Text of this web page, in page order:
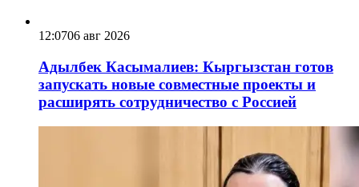
12:0706 авг 2026
Адылбек Касымалиев: Кыргызстан готов
запускать новые совместные проекты и
расширять сотрудничество с Россией